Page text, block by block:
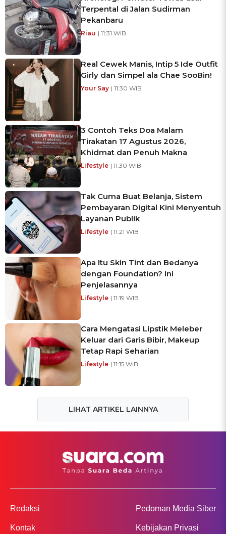
Terpental di Jalan Sudirman
Pekanbaru
Riau | 11:31 WIB
Real Cewek Manis, Intip 5 Ide Outfit
Girly dan Simpel ala Chae SooBin!
Your Say | 11:30 WIB
3 Contoh Teks Doa Malam
Tirakatan 17 Agustus 2026,
Khidmat dan Penuh Makna
Lifestyle | 11:30 WIB
Tak Cuma Buat Belanja, Sistem
Pembayaran Digital Kini Menyentuh
Layanan Publik
Lifestyle | 11:21 WIB
Apa Itu Skin Tint dan Bedanya
dengan Foundation? Ini
Penjelasannya
Lifestyle | 11:19 WIB
Cara Mengatasi Lipstik Meleber
Keluar dari Garis Bibir, Makeup
Tetap Rapi Seharian
Lifestyle | 11:15 WIB
LIHAT ARTIKEL LAINNYA
Redaksi
Kontak
Pedoman Media Siber
Kebijakan Privasi